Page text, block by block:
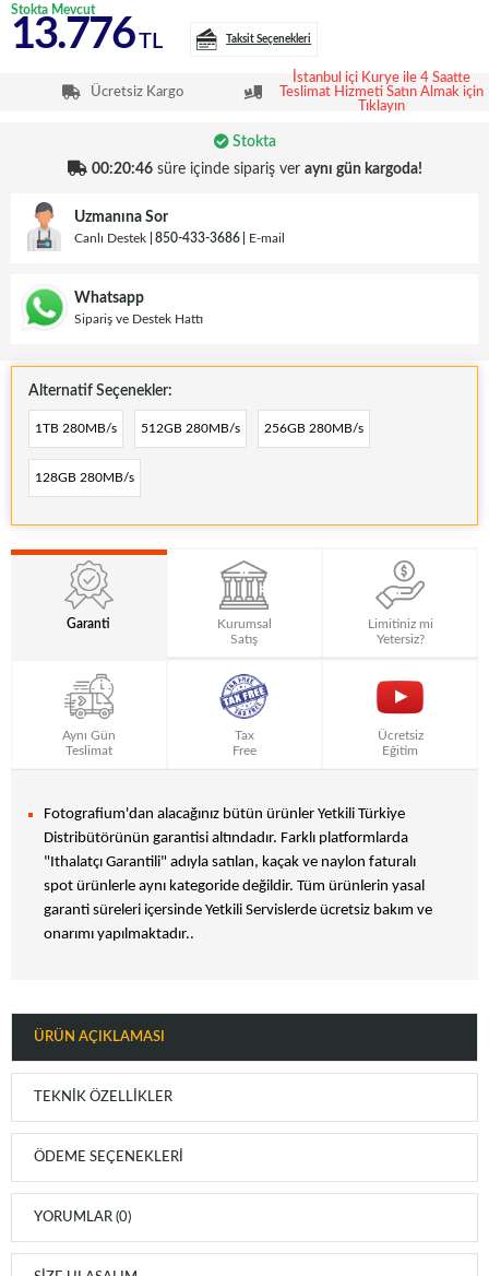
Stokta Mevcut
13.776TL Taksit Seçenekleri
Ücretsiz Kargo
İstanbul içi Kurye ile 4 Saatte
Teslimat Hizmeti Satın Almak için
Tıklayın
Stokta
00:20:45süre içinde sipariş ver aynı gün kargoda!
Uzmanına Sor
Canlı Destek 850-433-3686 E-mail
Whatsapp
Sipariş ve Destek Hattı
Alternatif Seçenekler:
1TB 280MB/s 512GB 280MB/s 256GB 280MB/s
128GB 280MB/s
Garanti
Kurumsal
Satış
Limitiniz mi
Yetersiz?
Aynı Gün
Teslimat
Tax
Free
Ücretsiz
Eğitim
Fotografium'dan alacağınız bütün ürünler Yetkili Türkiye
Distribütörünün garantisi altındadır. Farklı platformlarda
"Ithalatçı Garantili" adıyla satılan, kaçak ve naylon faturalı
spot ürünlerle aynı kategoride değildir. Tüm ürünlerin yasal
garanti süreleri içersinde Yetkili Servislerde ücretsiz bakım ve
onarımı yapılmaktadır..
ÜRÜN AÇIKLAMASI
TEKNIK ÖZELLIKLER
ÖDEME SEÇENEKLERI
YORUMLAR (0)